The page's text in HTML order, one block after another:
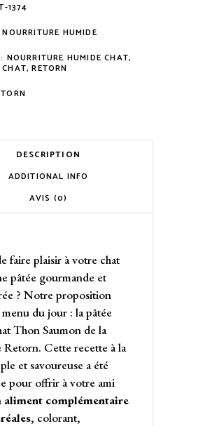
1374
NOURRITURE HUMIDE
NOURRITURE HUMIDE CHAT,
,RETORN
DESCRIPTION
ADDITIONAL INFO
AVIS (0)
faire plaisir à votre chat
pâtée gourmande et
? Notre proposition
du jour : la pâtée
Thon Saumon de la
Retorn. Cette recette à la
et savoureuse a été
pour offrir à votre ami
aliment complémentaire
, colorant,